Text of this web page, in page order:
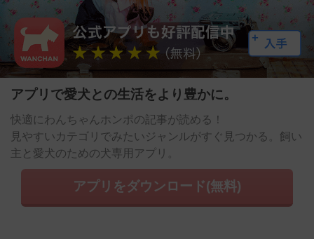
アプリで愛犬との生活をより豊かに。
快適にわんちゃんホンポの記事が読める！
見やすいカテゴリでみたいジャンルがすぐ見つかる。飼い
主と愛犬のための犬専用アプリ。
アプリをダウンロード(無料)